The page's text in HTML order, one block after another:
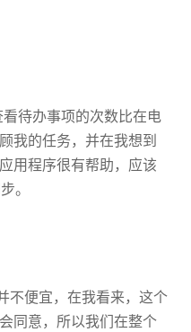
待办事项的次数比在电
我的任务，并在我想到
用程序很有帮助，应该
。
不便宜，在我看来，这个
同意，所以我们在整个